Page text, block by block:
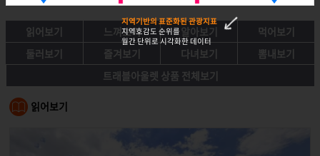
읽어보기 느껴보기 알아보기
먹어보기
둘러보기
즐겨보기 다녀보기
뽐내보기
트래블아울렛 상품 전체보기
읽어보기
지역기반의 표준화된 관광지표
지역호감도 순위를
월간 단위로 시각화한 데이터